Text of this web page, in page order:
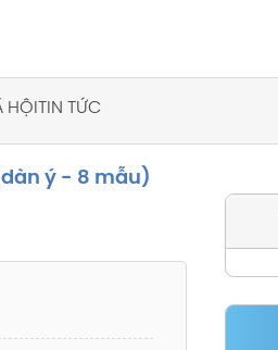
HỘI TIN TỨC
ý - 8 mẫu)